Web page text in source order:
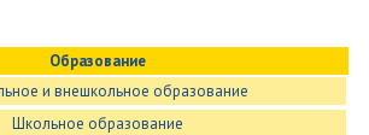
Образование
и внешкольное образование
Школьное образование